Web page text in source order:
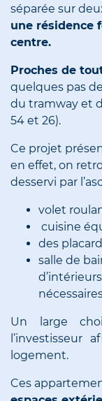
séparée sur
une résidence
centre.
Proches de
quelques pas
du tramway et
54 et 26).
Ce projet
en effet, on
desservi par
volet
cuisine
des
salle de
Un large
l’investisseur
logement.
Ces